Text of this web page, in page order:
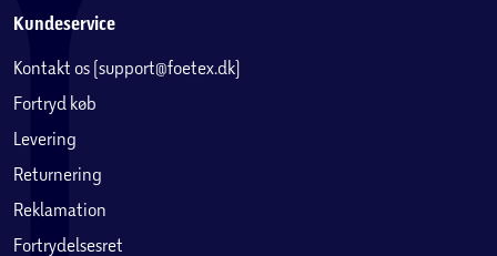
Kundeservice
Kontakt os (support@foetex.dk)
Fortryd køb
Levering
Returnering
Reklamation
Fortrydelsesret